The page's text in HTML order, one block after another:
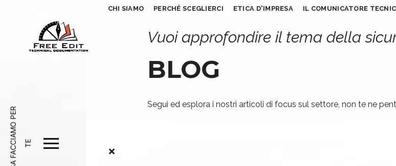
CHI SIAMO PERCHÉ SCEGLIERCI ETICA D'IMPRESA IL COMUNICATORE
C
O
S
A
F
A
C C
I
A
M
O
P
E
R
T E
Vuoi approfondire il tema della
BLOG
Segui ed esplora i nostri articoli di focus sul settore, non te ne